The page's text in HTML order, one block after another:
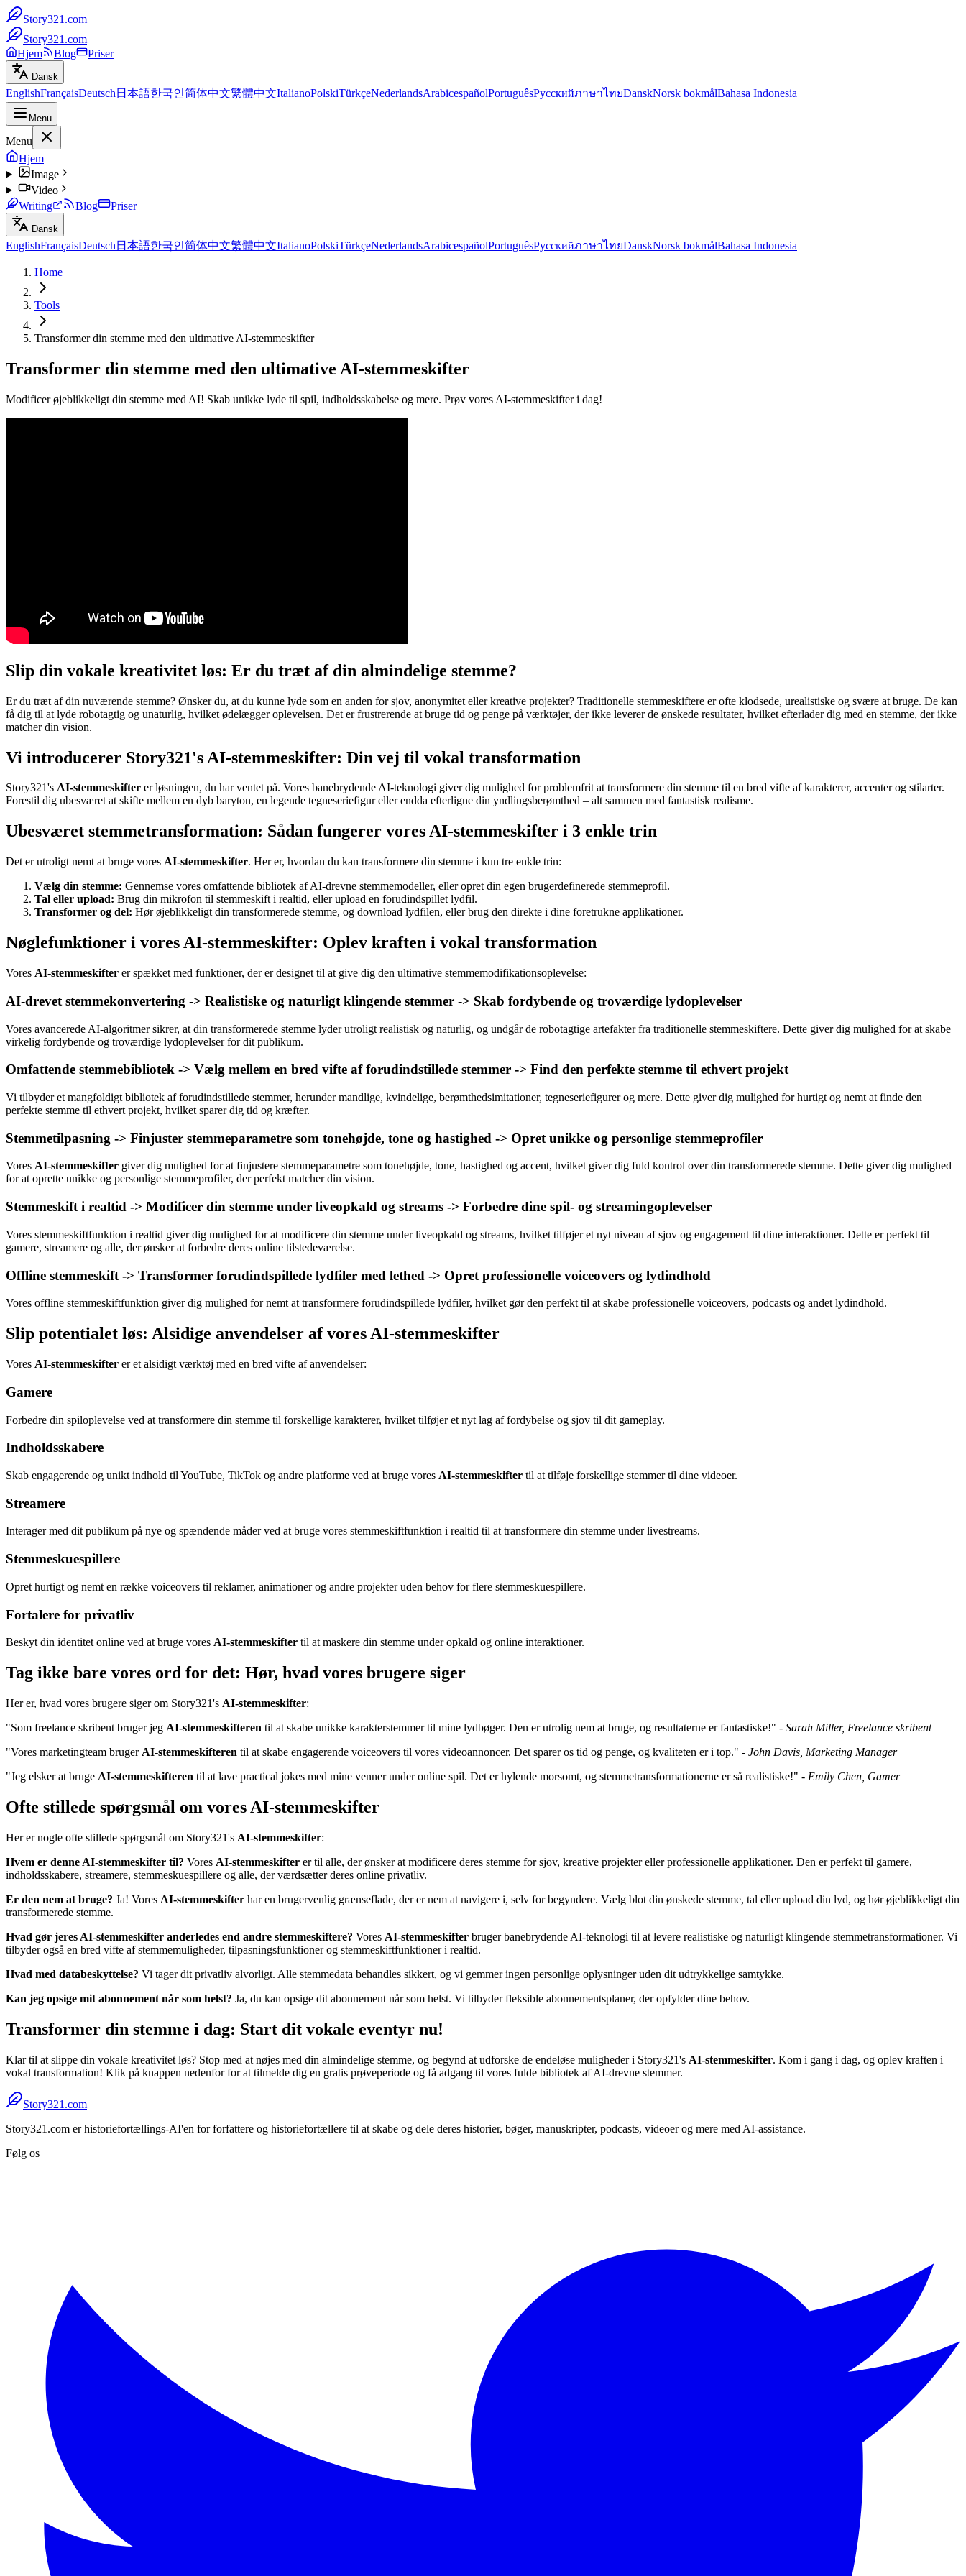
Story321.com
Story321.com
Hjem
Blog Priser
Dansk
EnglishFrançaisDeutsch 日本語한국인简体中文繁體中文ItalianoPolskiTürkçeNederlandsArabicespañolPortuguêsРусскийภาษาไทยDanskNorsk bokmålBahasa Indonesia
Menu
Menu
Hjem
Image
Video
Writing
Blog Priser
Dansk
EnglishFrançaisDeutsch 日本語한국인简体中文繁體中文ItalianoPolskiTürkçeNederlandsArabicespañolPortuguêsРусскийภาษาไทยDanskNorsk bokmålBahasa Indonesia
Home
Tools
Transformer din stemme med den ultimative AI-stemmeskifter
Transformer din stemme med den ultimative AI-stemmeskifter
Modificer øjeblikkeligt din stemme med AI! Skab unikke lyde til spil, indholdsskabelse og mere. Prøv vores AI-stemmeskifter i dag!
Slip din vokale kreativitet løs: Er du træt af din almindelige stemme?
Er du træt af din nuværende stemme? Ønsker du, at du kunne lyde som en anden for sjov, anonymitet eller kreative projekter? Traditionelle stemmeskiftere er ofte klodsede, urealistiske og svære at bruge. De kan
få dig til at lyde robotagtig og unaturlig, hvilket ødelægger oplevelsen. Det er frustrerende at bruge tid og penge på værktøjer, der ikke leverer de ønskede resultater, hvilket efterlader dig med en stemme, der ikke
matcher din vision.
Vi introducerer Story321's AI-stemmeskifter: Din vej til vokal transformation
Story321's AI-stemmeskifter er løsningen, du har ventet på. Vores banebrydende AI-teknologi giver dig mulighed for problemfrit at transformere din stemme til en bred vifte af karakterer, accenter og stilarter.
Forestil dig ubesværet at skifte mellem en dyb baryton, en legende tegneseriefigur eller endda efterligne din yndlingsberømthed – alt sammen med fantastisk realisme.
Ubesværet stemmetransformation: Sådan fungerer vores AI-stemmeskifter i 3 enkle trin
Det er utroligt nemt at bruge vores AI-stemmeskifter. Her er, hvordan du kan transformere din stemme i kun tre enkle trin:
Vælg din stemme: Gennemse vores omfattende bibliotek af AI-drevne stemmemodeller, eller opret din egen brugerdefinerede stemmeprofil.
Tal eller upload: Brug din mikrofon til stemmeskift i realtid, eller upload en forudindspillet lydfil.
Transformer og del: Hør øjeblikkeligt din transformerede stemme, og download lydfilen, eller brug den direkte i dine foretrukne applikationer.
Nøglefunktioner i vores AI-stemmeskifter: Oplev kraften i vokal transformation
Vores AI-stemmeskifter er spækket med funktioner, der er designet til at give dig den ultimative stemmemodifikationsoplevelse:
AI-drevet stemmekonvertering -> Realistiske og naturligt klingende stemmer -> Skab fordybende og troværdige lydoplevelser
Vores avancerede AI-algoritmer sikrer, at din transformerede stemme lyder utroligt realistisk og naturlig, og undgår de robotagtige artefakter fra traditionelle stemmeskiftere. Dette giver dig mulighed for at skabe
virkelig fordybende og troværdige lydoplevelser for dit publikum.
Omfattende stemmebibliotek -> Vælg mellem en bred vifte af forudindstillede stemmer -> Find den perfekte stemme til ethvert projekt
Vi tilbyder et mangfoldigt bibliotek af forudindstillede stemmer, herunder mandlige, kvindelige, berømthedsimitationer, tegneseriefigurer og mere. Dette giver dig mulighed for hurtigt og nemt at finde den
perfekte stemme til ethvert projekt, hvilket sparer dig tid og kræfter.
Stemmetilpasning -> Finjuster stemmeparametre som tonehøjde, tone og hastighed -> Opret unikke og personlige stemmeprofiler
Vores AI-stemmeskifter giver dig mulighed for at finjustere stemmeparametre som tonehøjde, tone, hastighed og accent, hvilket giver dig fuld kontrol over din transformerede stemme. Dette giver dig mulighed
for at oprette unikke og personlige stemmeprofiler, der perfekt matcher din vision.
Stemmeskift i realtid -> Modificer din stemme under liveopkald og streams -> Forbedre dine spil- og streamingoplevelser
Vores stemmeskiftfunktion i realtid giver dig mulighed for at modificere din stemme under liveopkald og streams, hvilket tilføjer et nyt niveau af sjov og engagement til dine interaktioner. Dette er perfekt til
gamere, streamere og alle, der ønsker at forbedre deres online tilstedeværelse.
Offline stemmeskift -> Transformer forudindspillede lydfiler med lethed -> Opret professionelle voiceovers og lydindhold
Vores offline stemmeskiftfunktion giver dig mulighed for nemt at transformere forudindspillede lydfiler, hvilket gør den perfekt til at skabe professionelle voiceovers, podcasts og andet lydindhold.
Slip potentialet løs: Alsidige anvendelser af vores AI-stemmeskifter
Vores AI-stemmeskifter er et alsidigt værktøj med en bred vifte af anvendelser:
Gamere
Forbedre din spiloplevelse ved at transformere din stemme til forskellige karakterer, hvilket tilføjer et nyt lag af fordybelse og sjov til dit gameplay.
Indholdsskabere
Skab engagerende og unikt indhold til YouTube, TikTok og andre platforme ved at bruge vores AI-stemmeskifter til at tilføje forskellige stemmer til dine videoer.
Streamere
Interager med dit publikum på nye og spændende måder ved at bruge vores stemmeskiftfunktion i realtid til at transformere din stemme under livestreams.
Stemmeskuespillere
Opret hurtigt og nemt en række voiceovers til reklamer, animationer og andre projekter uden behov for flere stemmeskuespillere.
Fortalere for privatliv
Beskyt din identitet online ved at bruge vores AI-stemmeskifter til at maskere din stemme under opkald og online interaktioner.
Tag ikke bare vores ord for det: Hør, hvad vores brugere siger
Her er, hvad vores brugere siger om Story321's AI-stemmeskifter:
"Som freelance skribent bruger jeg AI-stemmeskifteren til at skabe unikke karakterstemmer til mine lydbøger. Den er utrolig nem at bruge, og resultaterne er fantastiske!" - Sarah Miller, Freelance skribent
"Vores marketingteam bruger AI-stemmeskifteren til at skabe engagerende voiceovers til vores videoannoncer. Det sparer os tid og penge, og kvaliteten er i top." - John Davis, Marketing Manager
"Jeg elsker at bruge AI-stemmeskifteren til at lave practical jokes med mine venner under online spil. Det er hylende morsomt, og stemmetransformationerne er så realistiske!" - Emily Chen, Gamer
Ofte stillede spørgsmål om vores AI-stemmeskifter
Her er nogle ofte stillede spørgsmål om Story321's AI-stemmeskifter:
Hvem er denne AI-stemmeskifter til? Vores AI-stemmeskifter er til alle, der ønsker at modificere deres stemme for sjov, kreative projekter eller professionelle applikationer. Den er perfekt til gamere,
indholdsskabere, streamere, stemmeskuespillere og alle, der værdsætter deres online privatliv.
Er den nem at bruge? Ja! Vores AI-stemmeskifter har en brugervenlig grænseflade, der er nem at navigere i, selv for begyndere. Vælg blot din ønskede stemme, tal eller upload din lyd, og hør øjeblikkeligt din
transformerede stemme.
Hvad gør jeres AI-stemmeskifter anderledes end andre stemmeskiftere? Vores AI-stemmeskifter bruger banebrydende AI-teknologi til at levere realistiske og naturligt klingende stemmetransformationer. Vi
tilbyder også en bred vifte af stemmemuligheder, tilpasningsfunktioner og stemmeskiftfunktioner i realtid.
Hvad med databeskyttelse? Vi tager dit privatliv alvorligt. Alle stemmedata behandles sikkert, og vi gemmer ingen personlige oplysninger uden dit udtrykkelige samtykke.
Kan jeg opsige mit abonnement når som helst? Ja, du kan opsige dit abonnement når som helst. Vi tilbyder fleksible abonnementsplaner, der opfylder dine behov.
Transformer din stemme i dag: Start dit vokale eventyr nu!
Klar til at slippe din vokale kreativitet løs? Stop med at nøjes med din almindelige stemme, og begynd at udforske de endeløse muligheder i Story321's AI-stemmeskifter. Kom i gang i dag, og oplev kraften i
vokal transformation! Klik på knappen nedenfor for at tilmelde dig en gratis prøveperiode og få adgang til vores fulde bibliotek af AI-drevne stemmer.
Story321.com
Story321.com er historiefortællings-AI'en for forfattere og historiefortællere til at skabe og dele deres historier, bøger, manuskripter, podcasts, videoer og mere med AI-assistance.
Følg os